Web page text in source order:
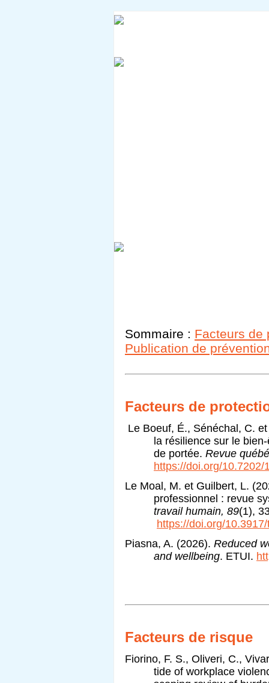
Sommaire : Facteurs de
Publication de
Facteurs de
Le Boeuf, É., Sénéchal, C.
la résilience sur le
de portée. Revue
https://doi.org/10.7202/
Le Moal, M. et Guilbert, L.
professionnel : revue
travail humain, 89(1),
https://doi.org/
Piasna, A. (2026). Reduced
and wellbeing. ETUI.
Facteurs de risque
Fiorino, F. S., Oliveri, C.,
tide of workplace